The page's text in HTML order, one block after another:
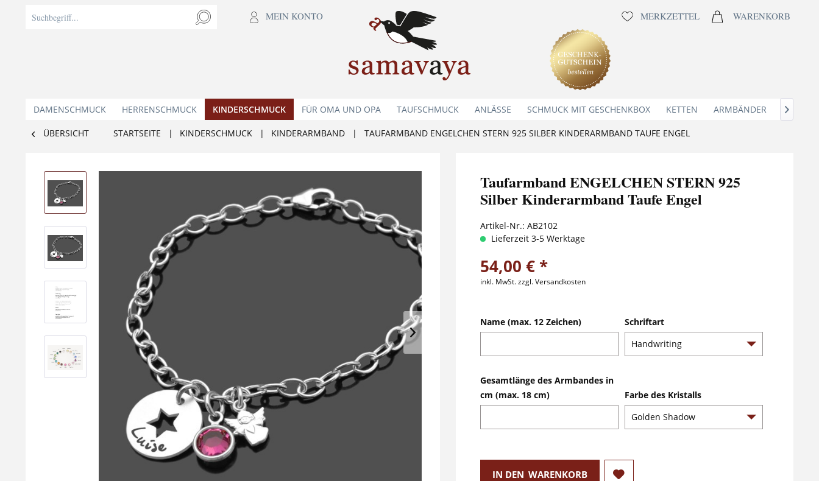
MEIN KONTO MERKZETTEL WARENKORB
DAMENSCHMUCK HERRENSCHMUCK KINDERSCHMUCK FÜR OMA UND OPA TAUFSCHMUCK ANLÄSSE SCHMUCK MIT GESCHENKBOX KETTEN ARMBÄNDER 
ÜBERSICHT STARTSEITE | KINDERSCHMUCK | KINDERARMBAND | TAUFARMBAND ENGELCHEN STERN 925 SILBER KINDERARMBAND TAUFE ENGEL
Taufarmband ENGELCHEN STERN 925
Silber Kinderarmband Taufe Engel
Artikel-Nr.: AB2102
Lieferzeit 3-5 Werktage
54,00 € *
inkl. MwSt.zzgl. Versandkosten
Name (max. 12 Zeichen) Schriftart
Gesamtlänge des Armbandes in
cm (max. 18 cm)
Farbe des Kristalls
IN DEN WARENKORB